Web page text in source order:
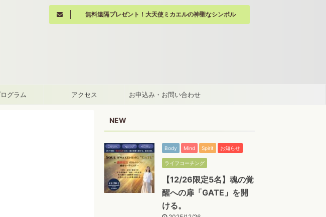
無料遠隔プレゼント！大天使ミカエルの神聖なシンボル
グラム アクセス お申込み・お問い合わせ
NEW
Body Mind Spirit お知らせ
ライフコーチング
【12/26限定5名】魂の覚
醒への扉「GATE」を開
ける。